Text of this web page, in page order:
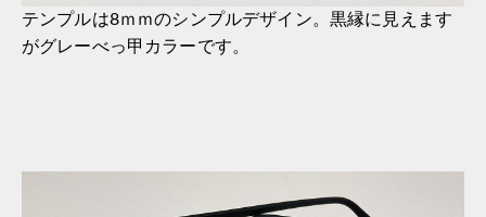
テンプルは8ｍｍのシンプルデザイン。黒縁に見えます
がグレーべっ甲カラーです。